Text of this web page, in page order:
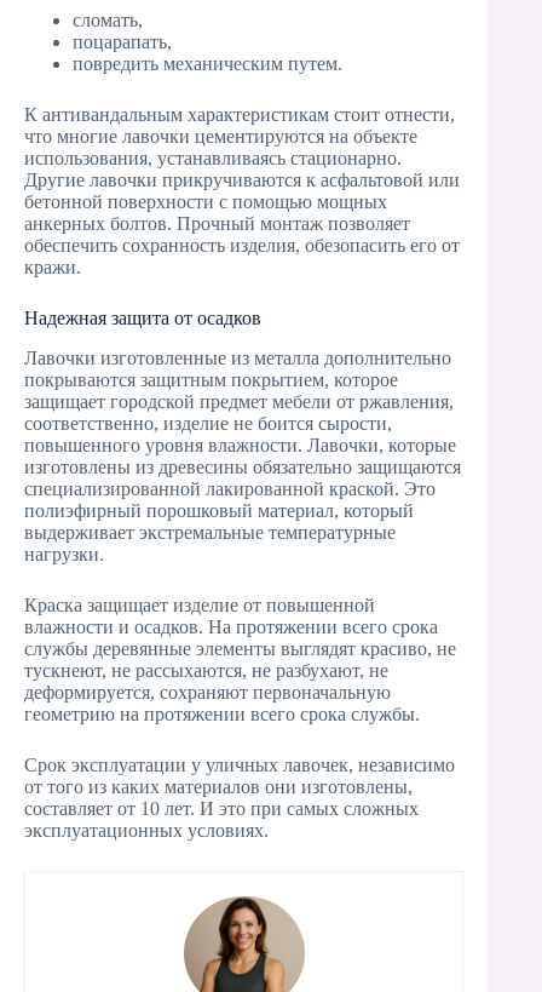
сломать,
поцарапать,
повредить механическим путем.
К антивандальным характеристикам стоит отнести,
что многие лавочки цементируются на объекте
использования, устанавливаясь стационарно.
Другие лавочки прикручиваются к асфальтовой или
бетонной поверхности с помощью мощных
анкерных болтов. Прочный монтаж позволяет
обеспечить сохранность изделия, обезопасить его от
кражи.
Надежная защита от осадков
Лавочки изготовленные из металла дополнительно
покрываются защитным покрытием, которое
защищает городской предмет мебели от ржавления,
соответственно, изделие не боится сырости,
повышенного уровня влажности. Лавочки, которые
изготовлены из древесины обязательно защищаются
специализированной лакированной краской. Это
полиэфирный порошковый материал, который
выдерживает экстремальные температурные
нагрузки.
Краска защищает изделие от повышенной
влажности и осадков. На протяжении всего срока
службы деревянные элементы выглядят красиво, не
тускнеют, не рассыхаются, не разбухают, не
деформируется, сохраняют первоначальную
геометрию на протяжении всего срока службы.
Срок эксплуатации у уличных лавочек, независимо
от того из каких материалов они изготовлены,
составляет от 10 лет. И это при самых сложных
эксплуатационных условиях.